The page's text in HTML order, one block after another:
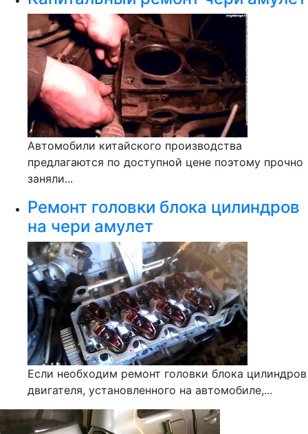
Автомобили китайского производства
предлагаются по доступной цене поэтому прочно
заняли...
Ремонт головки блока цилиндров
на чери амулет
Если необходим ремонт головки блока цилиндров
двигателя, установленного на автомобиле,...